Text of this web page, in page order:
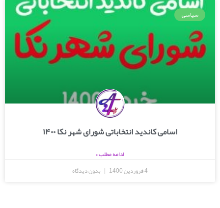
سیاسی
اسامی کاندید انتخاباتی شورای شهر نکا ۱۴۰۰
ادامه مطلب »
4 فروردین 1400
بدون دیدگاه